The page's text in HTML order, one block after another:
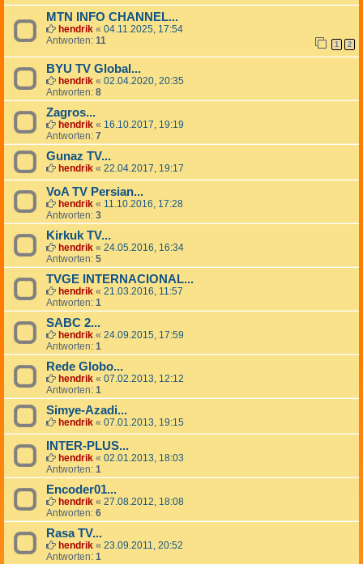
MTN INFO CHANNEL...
hendrik « 04.11.2025, 17:54
Antworten: 11 1 2
BYU TV Global...
hendrik « 02.04.2020, 20:35
Antworten: 8
Zagros...
hendrik « 16.10.2017, 19:19
Antworten: 7
Gunaz TV...
hendrik « 22.04.2017, 19:17
VoA TV Persian...
hendrik « 11.10.2016, 17:28
Antworten: 3
Kirkuk TV...
hendrik « 24.05.2016, 16:34
Antworten: 5
TVGE INTERNACIONAL...
hendrik « 21.03.2016, 11:57
Antworten: 1
SABC 2...
hendrik « 24.09.2015, 17:59
Antworten: 1
Rede Globo...
hendrik « 07.02.2013, 12:12
Antworten: 1
Simye-Azadi...
hendrik « 07.01.2013, 19:15
INTER-PLUS...
hendrik « 02.01.2013, 18:03
Antworten: 1
Encoder01...
hendrik « 27.08.2012, 18:08
Antworten: 6
Rasa TV...
hendrik « 23.09.2011, 20:52
Antworten: 1